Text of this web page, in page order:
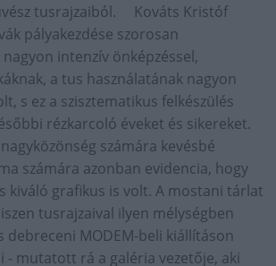
tusrajzaiból. Kováts Kristóf
pályakezdése szorosan
intenzív önképzéssel,
a tus használatának nagyon
s ez a szisztematikus felkészülés
rézkarcoló éveket és sikereket.
számára kevésbé
számára azonban evidencia, hogy
kiváló grafikus is volt. A mostani tárlat
tusrajzaival ilyen mélységben
debreceni MODEM-beli kiállításon
- mutatott rá a galéria vezetője, aki